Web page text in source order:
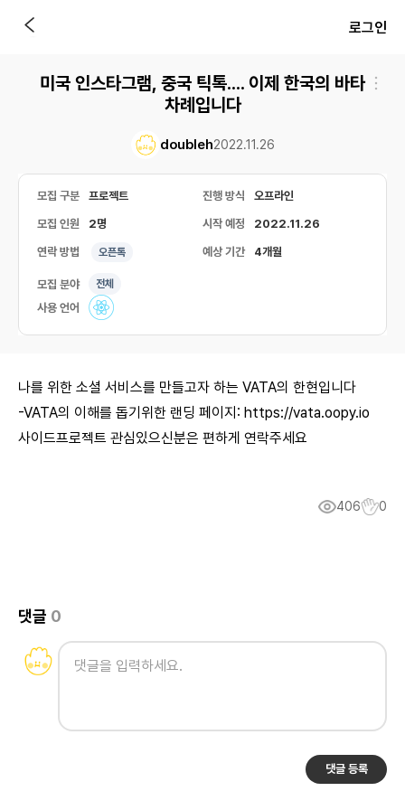
로그인
미국 인스타그램, 중국 틱톡.... 이제 한국의 바타
차례입니다
doubleh2022.11.26
모집 구분 프로젝트 진행 방식 오프라인
모집 인원 2명 시작 예정 2022.11.26
연락 방법 오픈톡 예상 기간 4개월
모집 분야 전체
사용 언어
나를 위한 소셜 서비스를 만들고자 하는 VATA의 한현입니다
-VATA의 이해를 돕기위한 랜딩 페이지: https://vata.oopy.io
사이드프로젝트 관심있으신분은 편하게 연락주세요
406 0
댓글 0
댓글 등록